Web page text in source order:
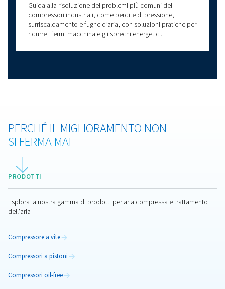
Olio per compressori
scelta del lubrificante
per prestazioni e
Olio per compressori d'aria spiegato: tipi, vantaggi
Progettazione della sala
compressori: come
efficiente e affidabile